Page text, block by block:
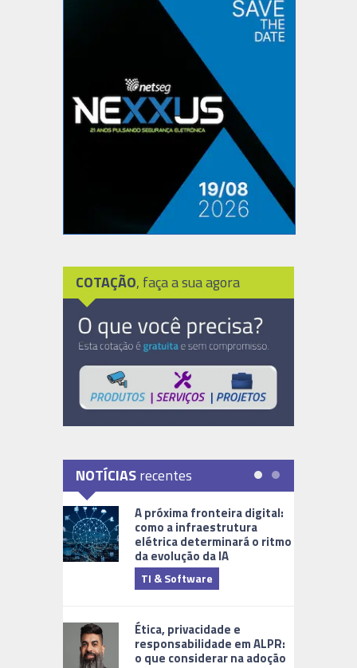
COTAÇÃO, faça a sua agora
NOTÍCIASrecentes
A próxima fronteira digital:
como a infraestrutura
elétrica determinará o ritmo
da evolução da IA
TI & Software
Ética, privacidade e
responsabilidade em ALPR:
o que considerar na adoção